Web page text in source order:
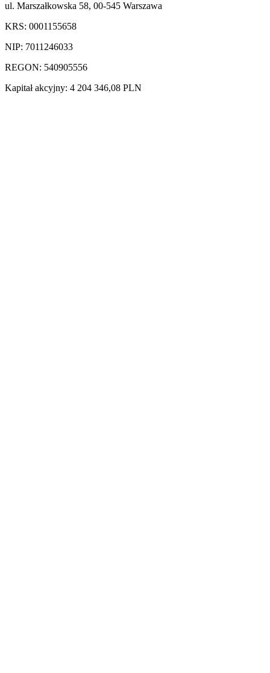
ul. Marszałkowska 58, 00-545 Warszawa
KRS: 0001155658
NIP: 7011246033
REGON: 540905556
Kapitał akcyjny: 4 204 346,08 PLN